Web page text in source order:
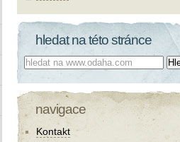
hledat na této stránce
Co hledat:
navigace
Kontakt